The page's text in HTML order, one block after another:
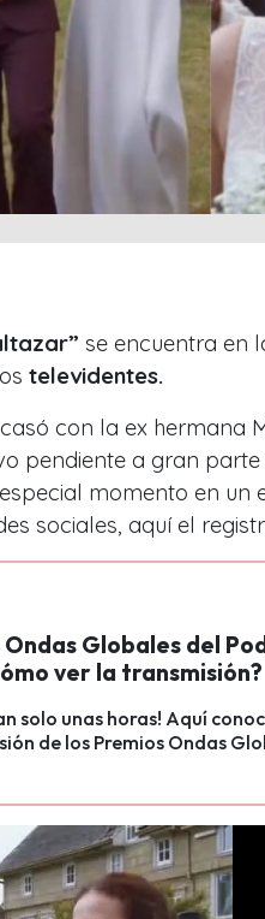
se encuentra en
televidentes.
con la ex hermana
pendiente a gran parte
momento en un
sociales, aquí el
Globales del
ver la transmisión?
solo unas horas! Aquí
de los Premios Ondas